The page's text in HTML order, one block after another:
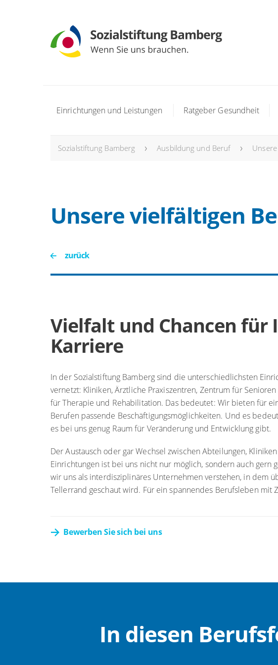
Einrichtungen und Leistungen Ratgeber Gesundheit
Sozialstiftung Bamberg Ausbildung und Beruf
Unsere vielfältigen
zurück
Vielfalt und Chancen für
Karriere
In der Sozialstiftung Bamberg sind die unterschiedlichsten
vernetzt: Kliniken, Ärztliche Praxiszentren, Zentrum für
für Therapie und Rehabilitation. Das bedeutet: Wir bieten für
Berufen passende Beschäftigungsmöglichkeiten. Und es
es bei uns genug Raum für Veränderung und Entwicklung gibt.
Der Austausch oder gar Wechsel zwischen Abteilungen,
Einrichtungen ist bei uns nicht nur möglich, sondern auch gern
wir uns als interdisziplinäres Unternehmen verstehen, in dem
Tellerrand geschaut wird. Für ein spannendes Berufsleben mit
Bewerben Sie sich bei uns
In diesen